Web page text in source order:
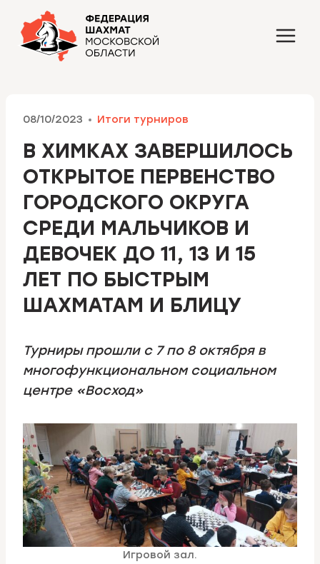
Перейти
содержимому
08/10/2023 Итоги турниров
В ХИМКАХ ЗАВЕРШИЛОСЬ
ОТКРЫТОЕ ПЕРВЕНСТВО
ГОРОДСКОГО ОКРУГА
СРЕДИ МАЛЬЧИКОВ И
ДЕВОЧЕК ДО 11, 13 И 15
ЛЕТ ПО БЫСТРЫМ
ШАХМАТАМ И БЛИЦУ
Турниры прошли с 7 по 8 октября в
многофункциональном социальном
центре «Восход»
Игровой зал.